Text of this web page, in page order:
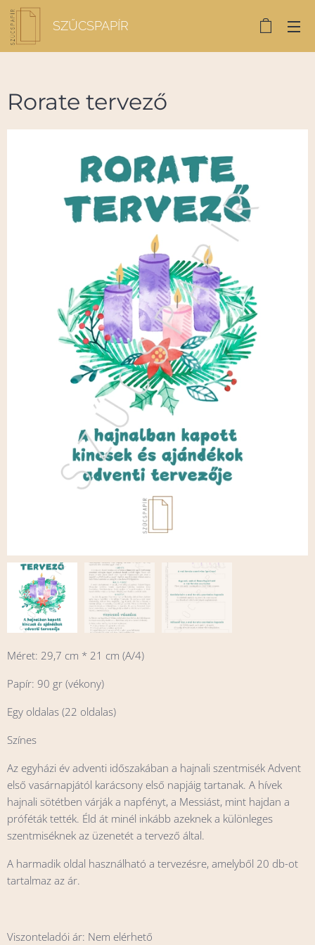
SZŰCSPAPÍR
Rorate tervező
Méret: 29,7 cm * 21 cm (A/4)
Papír: 90 gr (vékony)
Egy oldalas (22 oldalas)
Színes
Az egyházi év adventi időszakában a hajnali szentmisék Advent
első vasárnapjától karácsony első napjáig tartanak. A hívek
hajnali sötétben várják a napfényt, a Messiást, mint hajdan a
próféták tették. Éld át minél inkább azeknek a különleges
szentmiséknek az üzenetét a tervező által.
A harmadik oldal használható a tervezésre, amelyből 20 db-ot
tartalmaz az ár.
Viszonteladói ár: Nem elérhető